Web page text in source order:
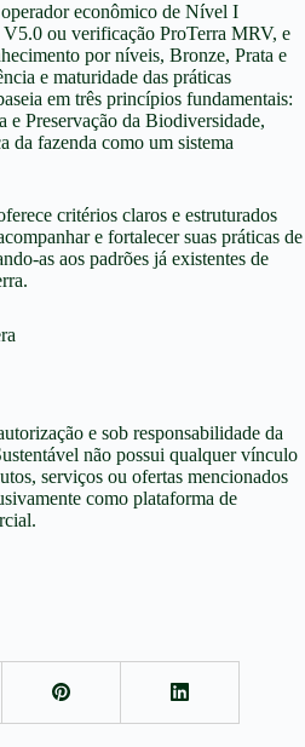
econômico de Nível I
ou verificação ProTerra MRV, e
por níveis, Bronze, Prata e
e maturidade das práticas
em três princípios fundamentais:
e Preservação da Biodiversidade,
da fazenda como um sistema
critérios claros e estruturados
e fortalecer suas práticas de
as aos padrões já existentes de
e sob responsabilidade da
não possui qualquer vínculo
serviços ou ofertas mencionados
como plataforma de